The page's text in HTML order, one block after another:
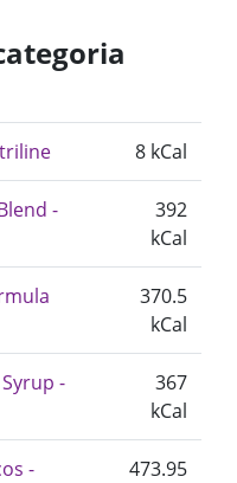
8 kCal
-
392
kCal
370.5
kCal
-
367
kCal
-
473.95